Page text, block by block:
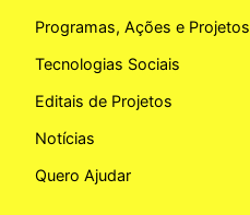
Programas, Ações e Projetos
Tecnologias Sociais
Editais de Projetos
Notícias
Quero Ajudar